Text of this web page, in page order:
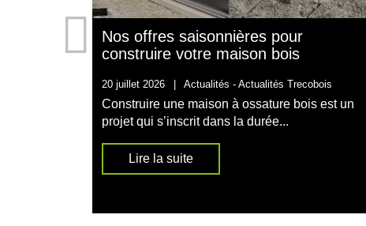
Nos offres saisonnières pour
construire votre maison bois
20 juillet 2026 Actualités - Actualités Trecobois
Construire une maison à ossature bois est un
projet qui s’inscrit dans la durée...
Lire la suite